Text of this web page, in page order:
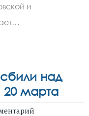
и
над
20 марта